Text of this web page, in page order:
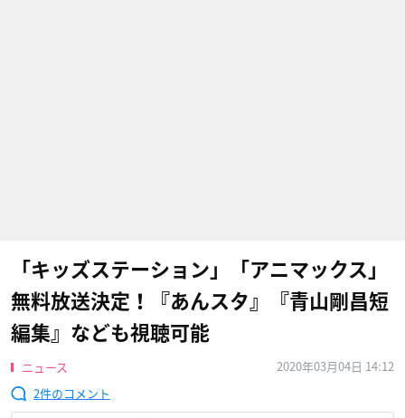
「キッズステーション」「アニマックス」
無料放送決定！『あんスタ』『青山剛昌短
編集』なども視聴可能
ニュース
2020年03月04日 14:12
2